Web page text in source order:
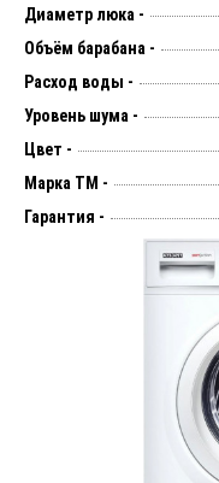
Диаметр люка -
Объём барабана -
Расход воды -
Уровень шума -
Цвет -
Марка ТМ -
Гарантия -